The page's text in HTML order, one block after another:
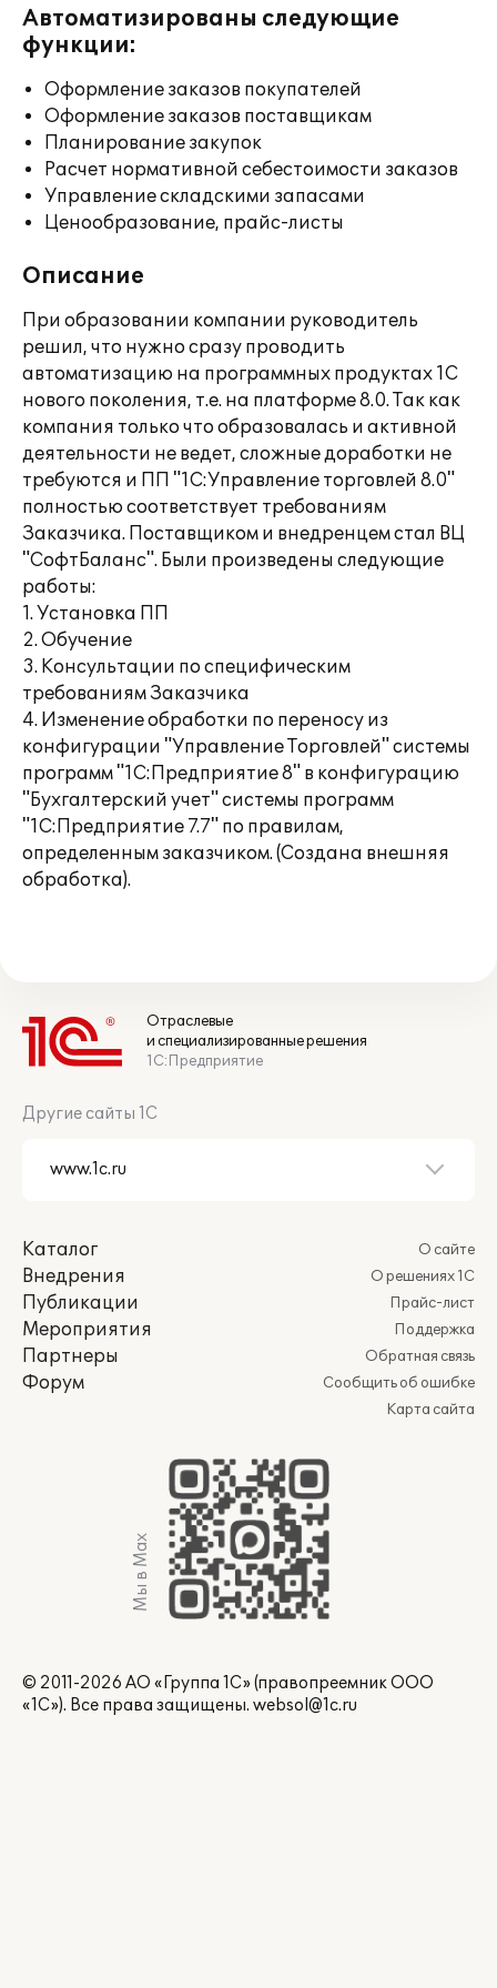
Автоматизированы следующие
функции:
Оформление заказов покупателей
Оформление заказов поставщикам
Планирование закупок
Расчет нормативной себестоимости заказов
Управление складскими запасами
Ценообразование, прайс-листы
Описание
При образовании компании руководитель
решил, что нужно сразу проводить
автоматизацию на программных продуктах 1С
нового поколения, т.е. на платформе 8.0. Так как
компания только что образовалась и активной
деятельности не ведет, сложные доработки не
требуются и ПП "1С:Управление торговлей 8.0"
полностью соответствует требованиям
Заказчика. Поставщиком и внедренцем стал ВЦ
"СофтБаланс". Были произведены следующие
работы:
1. Установка ПП
2. Обучение
3. Консультации по специфическим
требованиям Заказчика
4. Изменение обработки по переносу из
конфигурации "Управление Торговлей" системы
программ "1С:Предприятие 8" в конфигурацию
"Бухгалтерский учет" системы программ
"1С:Предприятие 7.7" по правилам,
определенным заказчиком. (Создана внешняя
обработка).
Отраслевые
и специализированные решения
1С:Предприятие
Другие сайты 1С
Каталог
Внедрения
Публикации
Мероприятия
Партнеры
Форум
О сайте
О решениях 1С
Прайс-лист
Поддержка
Обратная связь
Сообщить об ошибке
Карта сайта
Мы в Max
© 2011-2026 АО «Группа 1С» (правопреемник ООО
«1С»). Все права защищены. websol@1c.ru